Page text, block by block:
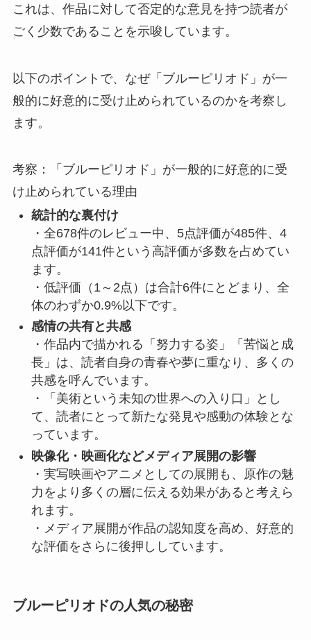
これは、 作品に対して否定的な意見を持つ読者が
ごく少数であることを示唆 しています。
以下のポイントで、なぜ「ブルーピリオド」が一
般的に好意的に受け止められているのかを考察し
ます。
考察：「ブルーピリオド」が一般的に好意的に受
け止められている理由
統計的な裏付け
・全678件のレビュー中、5点評価が485件、4
点評価が141件という高評価が多数を占めてい
ます。
・低評価（1～2点）は合計6件にとどまり、全
体のわずか0.9%以下です。
感情の共有と共感
・作品内で描かれる「努力する姿」「苦悩と成
長」は、読者自身の青春や夢に重なり、多くの
共感を呼んでいます。
・「美術という未知の世界への入り口」とし
て、読者にとって新たな発見や感動の体験とな
っています。
映像化・映画化などメディア展開の影響
・実写映画やアニメとしての展開も、原作の魅
力をより多くの層に伝える効果があると考えら
れます。
・メディア展開が作品の認知度を高め、好意的
な評価をさらに後押ししています。
ブルーピリオドの人気の秘密